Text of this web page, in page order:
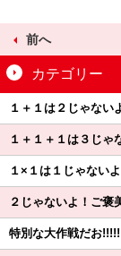
前へ
カテゴリー
１＋１は２じゃない
１＋１＋１は３じゃ
１×１は１じゃない
２じゃないよ！ご
特別な大作戦だお